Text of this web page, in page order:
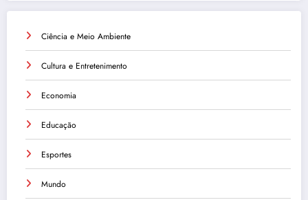
Ciência e Meio Ambiente
Cultura e Entretenimento
Economia
Educação
Esportes
Mundo